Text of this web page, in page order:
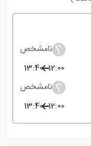
نامشخص
12:00
13:40
نامشخص
12:00
13:40